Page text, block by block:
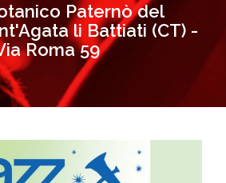
Paternò del
li Battiati (CT) -
Roma 59